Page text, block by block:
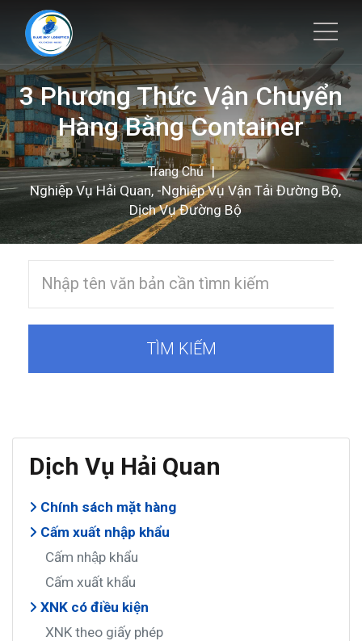
3 Phương Thức Vận Chuyển
Hàng Bằng Container
Trang Chủ |
Nghiệp Vụ Hải Quan, -Nghiệp Vụ Vận Tải Đường Bộ,
Dịch Vụ Đường Bộ
TÌM KIẾM
Dịch Vụ Hải Quan
Chính sách mặt hàng
Cấm xuất nhập khẩu
Cấm nhập khẩu
Cấm xuất khẩu
XNK có điều kiện
XNK theo giấy phép